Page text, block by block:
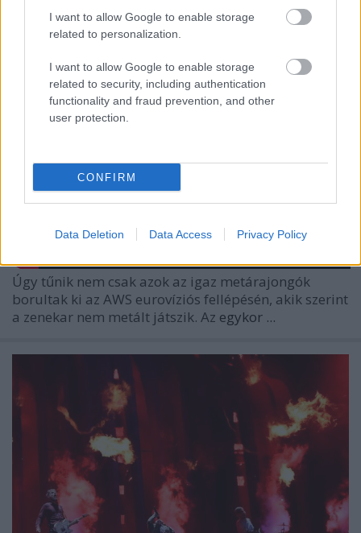
I want to allow Google to enable storage
related to personalization.
I want to allow Google to enable storage
related to security, including authentication
functionality and fraud prevention, and other
user protection.
CONFIRM
Data Deletion Data Access Privacy Policy
Úgy tűnik nem csak azok az igaz metárajongók
borultak ki az AWS eurovíziós fellépésén, akik szerint
a zenekar nem metált játszik. Az egykor ...